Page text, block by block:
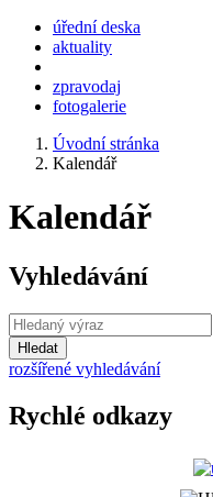
úřední deska
aktuality
zpravodaj
fotogalerie
Úvodní stránka
Kalendář
Kalendář
Vyhledávání
Hledat
rozšířené vyhledávání
Rychlé odkazy